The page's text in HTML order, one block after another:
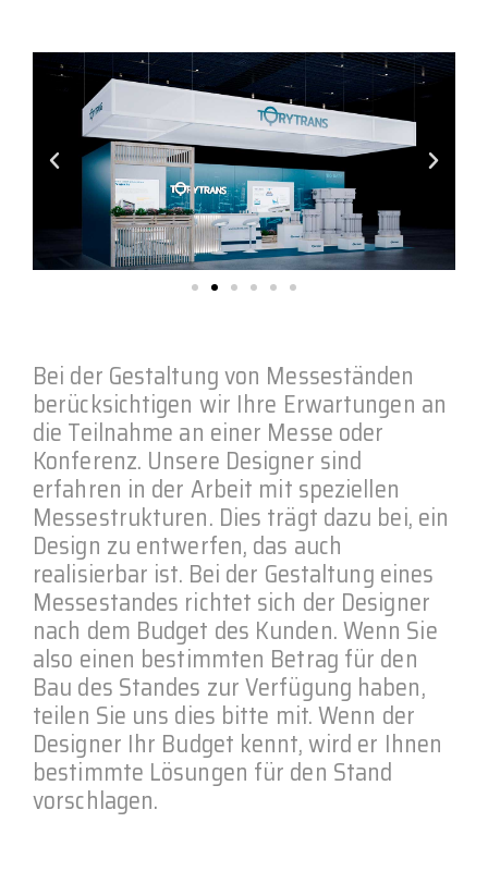
Bei der Gestaltung von Messeständen
berücksichtigen wir Ihre Erwartungen an
die Teilnahme an einer Messe oder
Konferenz. Unsere Designer sind
erfahren in der Arbeit mit speziellen
Messestrukturen. Dies trägt dazu bei, ein
Design zu entwerfen, das auch
realisierbar ist. Bei der Gestaltung eines
Messestandes richtet sich der Designer
nach dem Budget des Kunden. Wenn Sie
also einen bestimmten Betrag für den
Bau des Standes zur Verfügung haben,
teilen Sie uns dies bitte mit. Wenn der
Designer Ihr Budget kennt, wird er Ihnen
bestimmte Lösungen für den Stand
vorschlagen.